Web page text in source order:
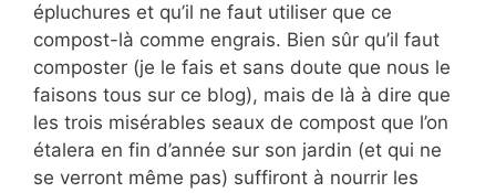
épluchures et qu’il ne faut utiliser que ce
compost-là comme engrais. Bien sûr qu’il faut
composter (je le fais et sans doute que nous le
faisons tous sur ce blog), mais de là à dire que
les trois misérables seaux de compost que l’on
étalera en fin d’année sur son jardin (et qui ne
se verront même pas) suffiront à nourrir les